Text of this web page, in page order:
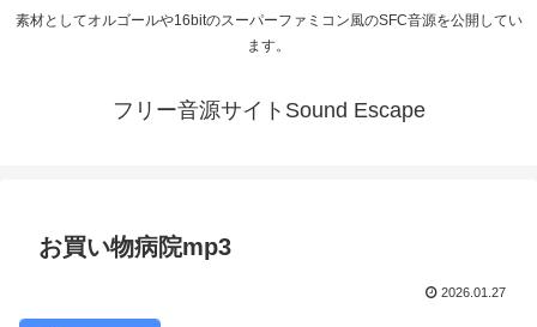
素材としてオルゴールや16bitのスーパーファミコン風のSFC音源を公開してい
ます。
フリー音源サイトSound Escape
お買い物病院mp3
2026.01.27